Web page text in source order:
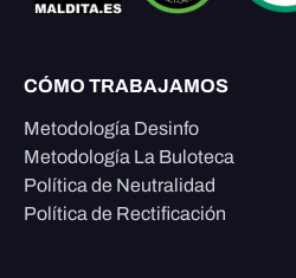
CÓMO TRABAJAMOS
Metodología Desinfo
Metodología La Buloteca
Política de Neutralidad
Política de Rectificación